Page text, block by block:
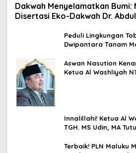
Dakwah Menyelamatkan Bumi:
Disertasi Eko-Dakwah Dr.
Peduli Lingkungan
Dwipantara Tanam
Aswan Nasution
Ketua Al Washliyah
Innalillahi! Ketua Al
TGH. MS Udin, MA
Terbaik! PLN Maluku